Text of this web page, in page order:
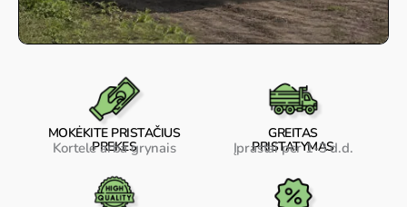
MOKĖKITE PRISTAČIUS
PREKES
Kortele arba grynais
GREITAS
PRISTATYMAS
Įprastai per 1-3 d.d.